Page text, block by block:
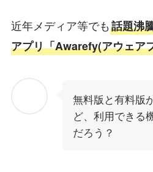
近年メディア等でも話題沸
アプリ「Awarefy(アウェア
無料版と有料版
ど、利用できる
だろう？